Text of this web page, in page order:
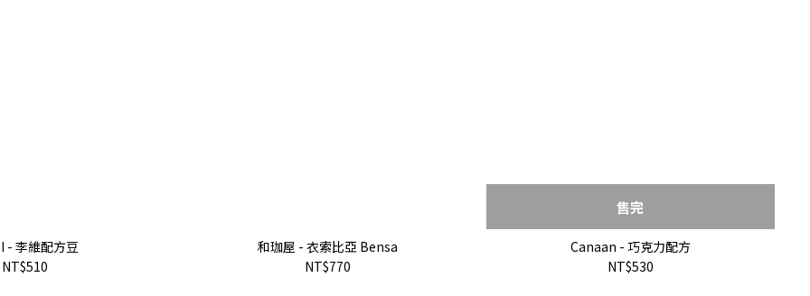
- 李維配方豆
NT$510
和珈屋 - 衣索比亞 Bensa
NT$770
售完
Canaan - 巧克力配方
NT$530